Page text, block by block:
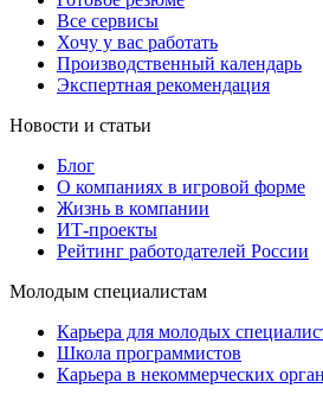
Все сервисы
Хочу у вас работать
Производственный календарь
Экспертная рекомендация
Новости и статьи
Блог
О компаниях в игровой форме
Жизнь в компании
ИТ-проекты
Рейтинг работодателей России
Молодым специалистам
Карьера для молодых
Школа программистов
Карьера в некоммерческих